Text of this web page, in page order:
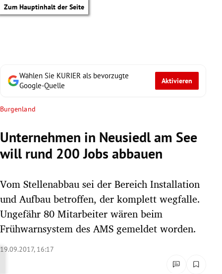
Zum Hauptinhalt der Seite
Untermenü
Untermenü
Untermenü
Wählen Sie KURIER als bevorzugte
Google-Quelle
Aktivieren
Burgenland
Unternehmen in Neusiedl am See
will rund 200 Jobs abbauen
Vom Stellenabbau sei der Bereich Installation
und Aufbau betroffen, der komplett wegfalle.
Ungefähr 80 Mitarbeiter wären beim
Frühwarnsystem des AMS gemeldet worden.
19.09.2017, 16:17